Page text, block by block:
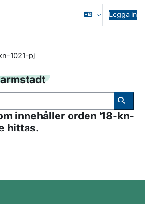
Logga in
1021-pj
Sök
innehåller orden '18-kn-
hittas.